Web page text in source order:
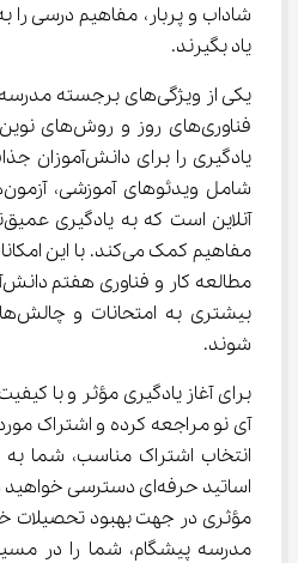
شاداب و پربار، مفاهیم درسی را
یاد بگیرند.
یکی از ویژگی‌های برجسته
فناوری‌های
مفاهیم کمک می‌کند.
شوند.
برای آغاز یادگیری مؤثر و با
آی نو مراجعه کرده و اشتراک
مؤثری در جهت بهبود تحصیلات